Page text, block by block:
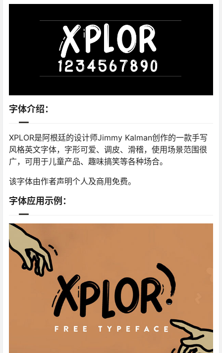
字体介绍：
XPLOR是阿根廷的设计师Jimmy Kalman创作的一款手写
风格英文字体，字形可爱、调皮、滑稽，使用场景范围很
广，可用于儿童产品、趣味搞笑等各种场合。
该字体由作者声明个人及商用免费。
字体应用示例：